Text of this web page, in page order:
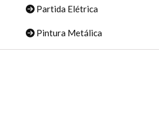
Partida Elétrica
Pintura Metálica